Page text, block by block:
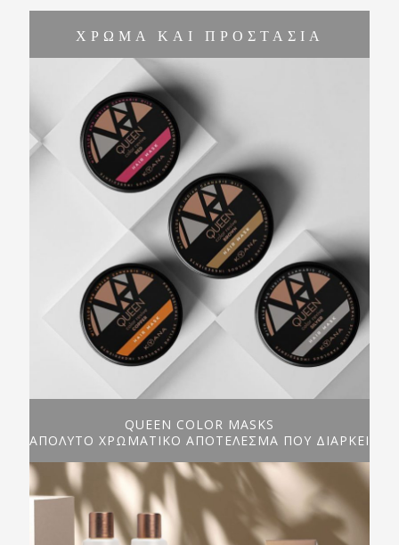
ΧΡΩΜΑ ΚΑΙ ΠΡΟΣΤΑΣΙΑ
QUEEN COLOR MASKS
ΑΠΟΛΥΤΟ ΧΡΩΜΑΤΙΚΟ ΑΠΟΤΕΛΕΣΜΑ ΠΟΥ ΔΙΑΡΚΕΙ